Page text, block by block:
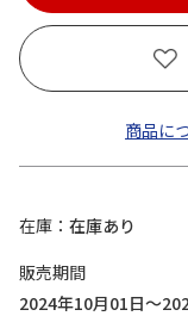
商品に
在庫
在庫あり
販売期間
2024年10月01日～